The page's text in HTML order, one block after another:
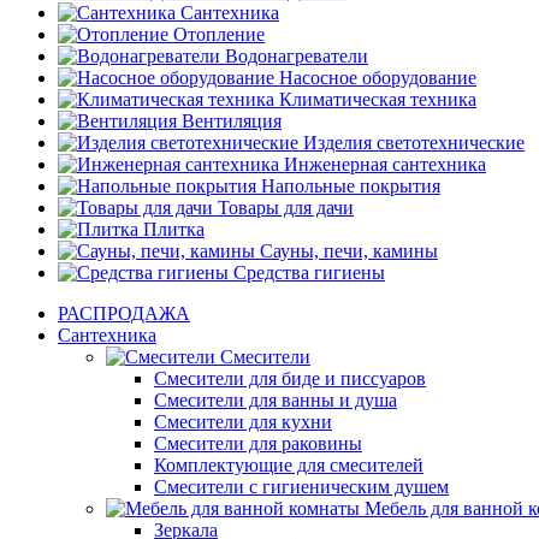
Сантехника
Отопление
Водонагреватели
Насосное оборудование
Климатическая техника
Вентиляция
Изделия светотехнические
Инженерная сантехника
Напольные покрытия
Товары для дачи
Плитка
Сауны, печи, камины
Средства гигиены
РАСПРОДАЖА
Сантехника
Смесители
Смесители для биде и писсуаров
Смесители для ванны и душа
Смесители для кухни
Смесители для раковины
Комплектующие для смесителей
Смесители с гигиеническим душем
Мебель для ванной
Зеркала